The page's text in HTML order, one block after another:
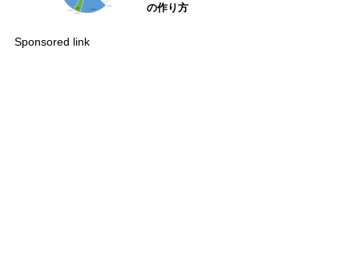
の作り方
Sponsored link